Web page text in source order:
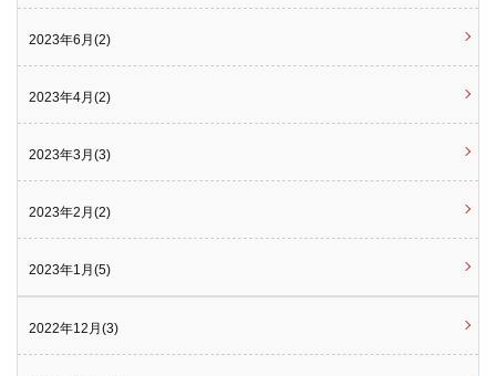
2023年6月(2)
2023年4月(2)
2023年3月(3)
2023年2月(2)
2023年1月(5)
2022年12月(3)